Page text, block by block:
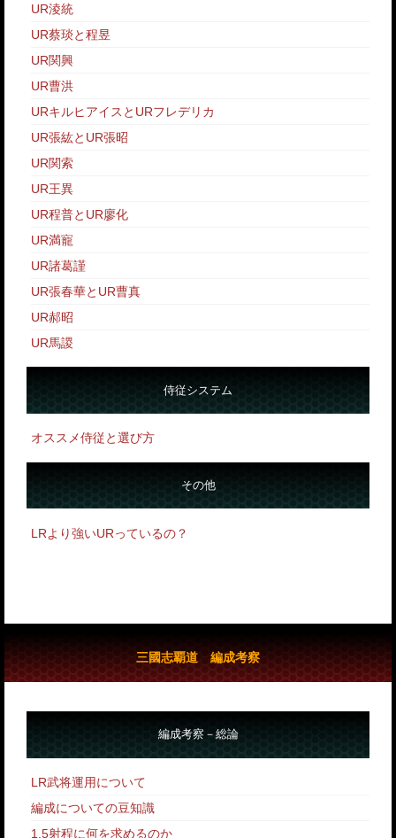
UR淩統
UR蔡琰と程昱
UR関興
UR曹洪
URキルヒアイスとURフレデリカ
UR張紘とUR張昭
UR関索
UR王異
UR程普とUR廖化
UR満寵
UR諸葛謹
UR張春華とUR曹真
UR郝昭
UR馬謖
侍従システム
オススメ侍従と選び方
その他
LRより強いURっているの？
三國志覇道 編成考察
編成考察－総論
LR武将運用について
編成についての豆知識
1.5射程に何を求めるのか